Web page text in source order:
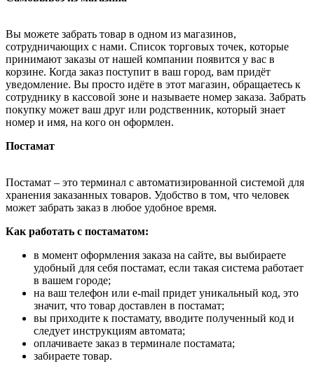
Вы можете забрать товар в одном из магазинов,
сотрудничающих с нами. Список торговых точек, которые
принимают заказы от нашей компании появится у вас в
корзине. Когда заказ поступит в ваш город, вам придёт
уведомление. Вы просто идёте в этот магазин, обращаетесь к
сотруднику в кассовой зоне и называете номер заказа. Забрать
покупку может ваш друг или родственник, который знает
номер и имя, на кого он оформлен.
Постамат
Постамат – это терминал с автоматизированной системой для
хранения заказанных товаров. Удобство в том, что человек
может забрать заказ в любое удобное время.
Как работать с постаматом:
в момент оформления заказа на сайте, вы выбираете
удобный для себя постамат, если такая система работает
в вашем городе;
на ваш телефон или e-mail придет уникальный код, это
значит, что товар доставлен в постамат;
вы приходите к постамату, вводите полученный код и
следует инструкциям автомата;
оплачиваете заказ в терминале постамата;
забираете товар.